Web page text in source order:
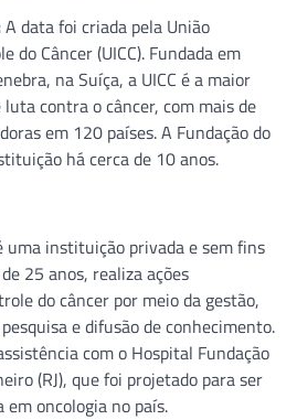
A data foi criada pela União
do Câncer (UICC). Fundada em
na Suíça, a UICC é a maior
contra o câncer, com mais de
em 120 países. A Fundação do
há cerca de 10 anos.
uma instituição privada e sem fins
25 anos, realiza ações
do câncer por meio da gestão,
e difusão de conhecimento.
com o Hospital Fundação
(RJ), que foi projetado para ser
oncologia no país.